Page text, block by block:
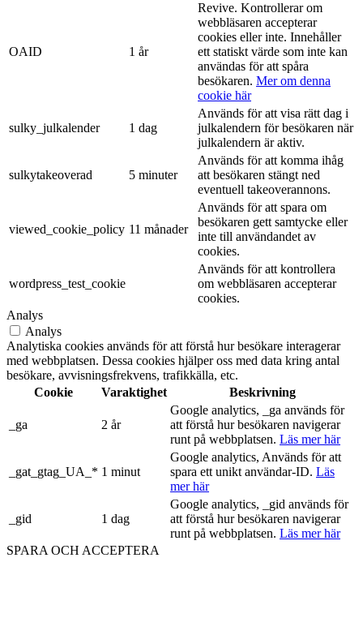
OAID 1 år
Revive. Kontrollerar om
webbläsaren accepterar
cookies eller inte. Innehåller
ett statiskt värde som inte kan
användas för att spåra
besökaren. Mer om denna
cookie här
sulky_julkalender 1 dag
Används för att visa rätt dag i
julkalendern för besökaren när
julkalendern är aktiv.
sulkytakeoverad 5 minuter
Används för att komma ihåg
att besökaren stängt ned
eventuell takeoverannons.
viewed_cookie_policy 11 månader
Används för att spara om
besökaren gett samtycke eller
inte till användandet av
cookies.
wordpress_test_cookie
Används för att kontrollera
om webbläsaren accepterar
cookies.
Analys
Analys
Analytiska cookies används för att förstå hur besökare interagerar
med webbplatsen. Dessa cookies hjälper oss med data kring antal
besökare, avvisningsfrekvens, trafikkälla, etc.
Cookie
Varaktighet Beskrivning
_ga 2 år
Google analytics, _ga används för
att förstå hur besökaren navigerar
runt på webbplatsen. Läs mer här
_gat_gtag_UA_* 1 minut
Google analytics, Används för att
spara ett unikt användar-ID. Läs
mer här
_gid 1 dag
Google analytics, _gid används för
att förstå hur besökaren navigerar
runt på webbplatsen. Läs mer här
SPARA OCH ACCEPTERA